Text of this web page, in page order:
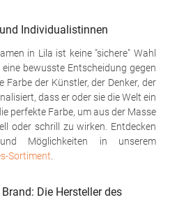
Individualistinnen
in Lila ist keine "sichere" Wahl
bewusste Entscheidung gegen
Farbe der Künstler, der Denker, der
dass er oder sie die Welt ein
perfekte Farbe, um aus der Masse
oder schrill zu wirken. Entdecken
Möglichkeiten in unserem
Sortiment
Die Hersteller des